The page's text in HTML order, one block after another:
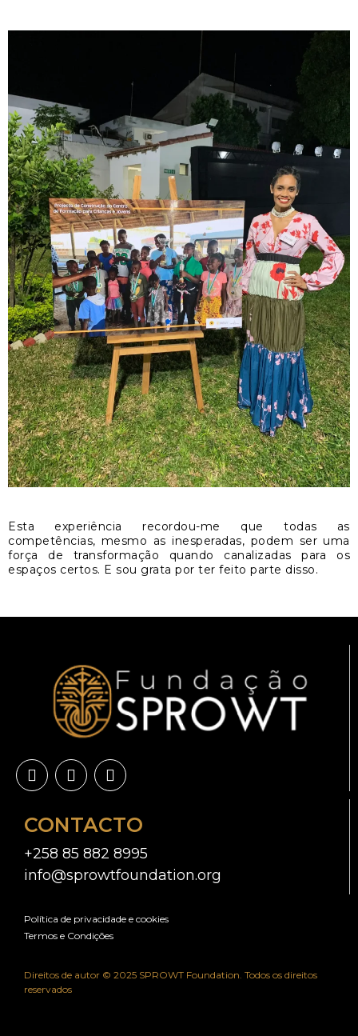
Esta experiência recordou-me que todas as
competências, mesmo as inesperadas, podem ser uma
força de transformação quando canalizadas para os
espaços certos. E sou grata por ter feito parte disso.
CONTACTO
+258 85 882 8995
info@sprowtfoundation.org
Política de privacidade e cookies
Termos e Condições
Direitos de autor © 2025 SPROWT Foundation. Todos os direitos
reservados